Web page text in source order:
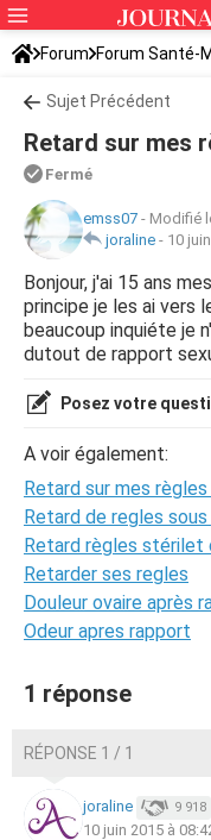
Forum Forum Santé-
Sujet Précédent
Retard sur mes
Fermé
emss07 - Modifié
joraline - 10
Bonjour, j'ai 15 ans
principe je les ai vers
beaucoup inquiéte je
dutout de rapport
Posez votre
A voir également:
Retard sur mes
Retard de regles
Retard règles stérilet
Retarder ses regles
Douleur ovaire après
Odeur apres rapport
1 réponse
RÉPONSE 1 / 1
joraline 9 918
10 juin 2015 à